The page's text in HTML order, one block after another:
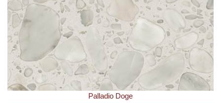
Palladio Doge